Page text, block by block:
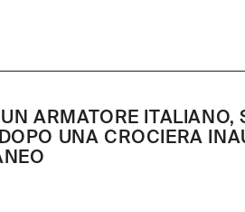
ARMATORE ITALIANO,
UNA CROCIERA